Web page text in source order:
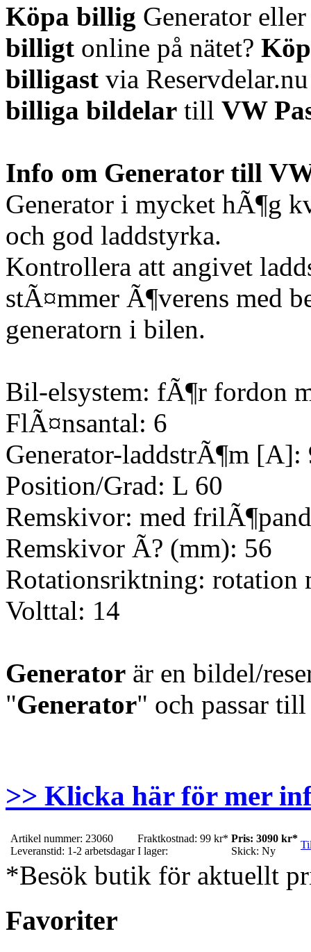
Köpa billig Generator
billigt online på nätet? Köp
billigast via
billiga bildelar till VW
Info om Generator till
Generator i mycket hÃ¶g
och god laddstyrka.
Kontrollera att angivet
stÃ¤mmer Ã¶verens med
generatorn i bilen.
Bil-elsystem: fÃ¶r fordon
FlÃ¤nsantal: 6
Generator-laddstrÃ¶m [A]:
Position/Grad: L 60
Remskivor: med
Remskivor Ã? (mm): 56
Rotationsriktning: rotation
Volttal: 14
Generator är en bildel/
"Generator" och passar
>> Klicka här för mer
Artikel nummer: 23060
Leveranstid: 1-2 arbetsdagar
Fraktkostnad: 99 kr*
I lager:
Pris: 3090 kr*
Skick: Ny
*Besök butik för aktuellt
Favoriter